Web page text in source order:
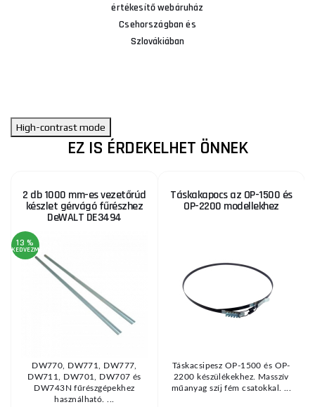
értékesítő webáruház
Csehországban és
Szlovákiában
High-contrast mode
EZ IS ÉRDEKELHET ÖNNEK
2 db 1000 mm-es vezetőrúd
készlet gérvágó fűrészhez
DeWALT DE3494
13 %
KEDVEZMÉNY
DW770, DW771, DW777,
DW711, DW701, DW707 és
DW743N fűrészgépekhez
használható. ...
Táskakapocs az OP-1500 és
OP-2200 modellekhez
Táskacsipesz OP-1500 és OP-
2200 készülékekhez. Masszív
műanyag szíj fém csatokkal. ...